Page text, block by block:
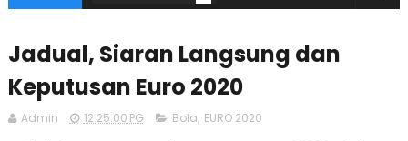
Jadual, Siaran Langsung dan
Keputusan Euro 2020
Admin 12:25:00 PG Bola, EURO 2020